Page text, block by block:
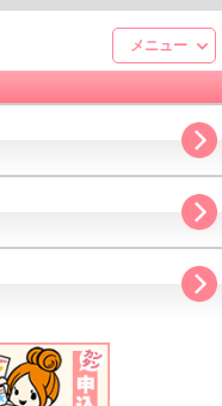
メニュー